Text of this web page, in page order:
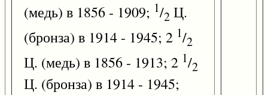
(медь) в 1856 - 1909; 1/2 Ц.
(бронза) в 1914 - 1945; 2 1/2
Ц. (медь) в 1856 - 1913; 2 1/2
Ц. (бронза) в 1914 - 1945;